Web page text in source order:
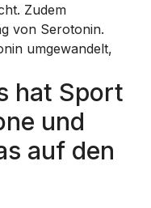
Zudem
von Serotonin.
umgewandelt,
hat Sport
und
auf den